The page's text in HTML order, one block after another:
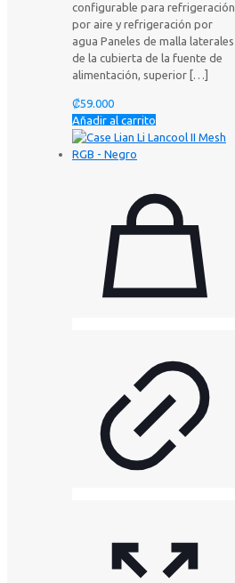
configurable para refrigeración
por aire y refrigeración por
agua Paneles de malla laterales
de la cubierta de la fuente de
alimentación, superior […]
₡59.000
Añadir al carrito